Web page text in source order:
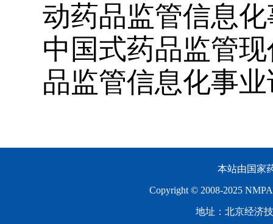
动药品监管信息
中国式药品监管
品监管信息化事
本站由国家
Copyright © 2008-2025
地址：北京经济